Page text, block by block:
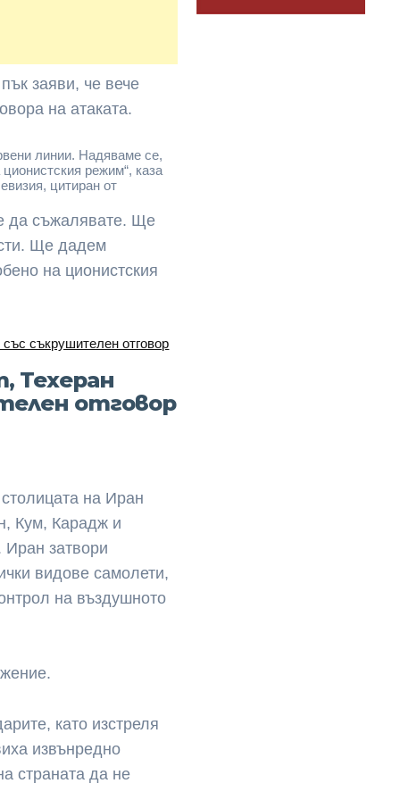
заяви, че вече
на атаката.
линии. Надяваме се,
режим“, каза
цитиран от
да съжалявате. Ще
Ще дадем
на ционистския
Техеран
отговор
на Иран
Кум, Карадж и
затвори
видове самолети,
на въздушното
като изстреля
извънредно
страната да не